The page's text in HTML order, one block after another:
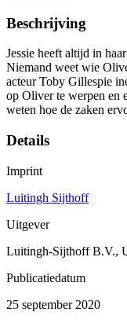
Beschrijving
Jessie heeft altijd in
Niemand weet wie
acteur Toby Gillespie
op Oliver te werpen en
weten hoe de zaken
Details
Imprint
Luitingh Sijthoff
Uitgever
Luitingh-Sijthoff B.V.,
Publicatiedatum
25 september 2020